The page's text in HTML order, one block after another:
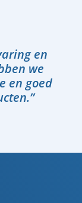
en
we
en goed